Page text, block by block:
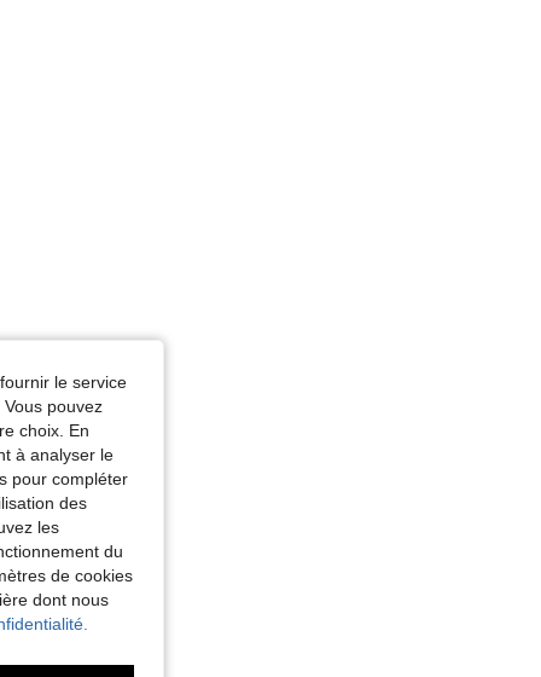
Taille: 0XL
le service
pouvez
choix. En
à analyser le
pour compléter
des
les
du
de cookies
dont nous